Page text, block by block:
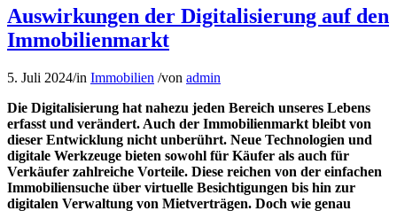
Auswirkungen der Digitalisierung auf den
Immobilienmarkt
5. Juli 2024/in Immobilien /von admin
Die Digitalisierung hat nahezu jeden Bereich unseres Lebens
erfasst und verändert. Auch der Immobilienmarkt bleibt von
dieser Entwicklung nicht unberührt. Neue Technologien und
digitale Werkzeuge bieten sowohl für Käufer als auch für
Verkäufer zahlreiche Vorteile. Diese reichen von der einfachen
Immobiliensuche über virtuelle Besichtigungen bis hin zur
digitalen Verwaltung von Mietverträgen. Doch wie genau